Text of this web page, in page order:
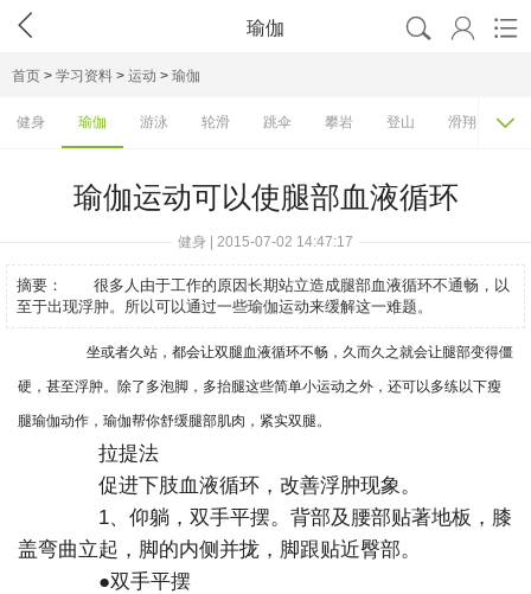
 瑜伽   
首页 > 学习资料 > 运动 > 瑜伽
健身 瑜伽 游泳 轮滑 跳伞 攀岩 登山 滑翔 滑

瑜伽运动可以使腿部血液循环
健身 | 2015-07-02 14:47:17
摘要：
很多人由于工作的原因长期站立造成腿部血液循环不通畅，以
至于出现浮肿。所以可以通过一些瑜伽运动来缓解这一难题。
坐或者久站，都会让双腿血液循环不畅，久而久之就会让腿部变得僵
硬，甚至浮肿。除了多泡脚，多抬腿这些简单小运动之外，还可以多练以下瘦
腿瑜伽动作，瑜伽帮你舒缓腿部肌肉，紧实双腿。
拉提法
促进下肢血液循环，改善浮肿现象。
1、仰躺，双手平摆。背部及腰部贴著地板，膝
盖弯曲立起，脚的内侧并拢，脚跟贴近臀部。
●双手平摆